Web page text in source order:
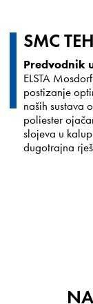
SMC
Predvodnik
ELSTA
postizanje
naših sustava
poliester
slojeva u
dugotrajna